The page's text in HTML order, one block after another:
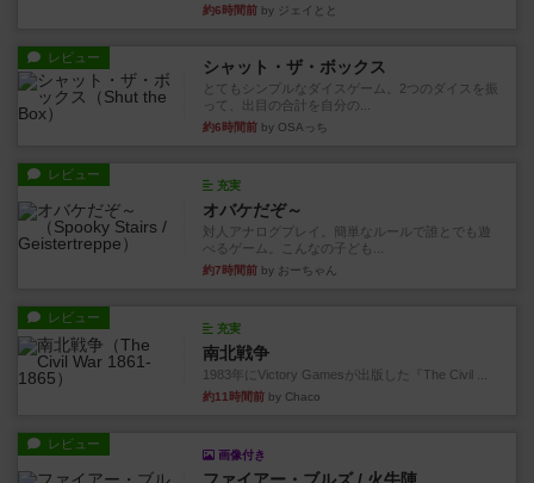
約6時間前 by ジェイとと
レビュー シャット・ザ・ボックス
とてもシンプルなダイスゲーム。2つのダイスを振
って、出目の合計を自分の...
約6時間前 by OSAっち
レビュー
充実
オバケだぞ～
対人アナログプレイ。簡単なルールで誰とでも遊
べるゲーム。こんなの子ども...
約7時間前 by おーちゃん
レビュー
充実
南北戦争
1983年にVictory Gamesが出版した『The Civil ...
約11時間前 by Chaco
レビュー
画像付き